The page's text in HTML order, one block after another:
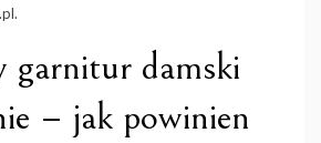
garnitur damski
– jak powinien